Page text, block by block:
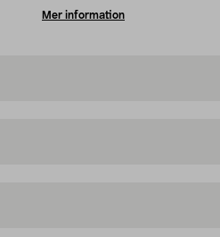
Mer information